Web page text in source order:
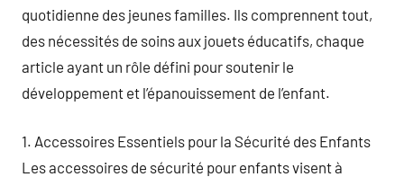
quotidienne des jeunes familles. Ils comprennent tout,
des nécessités de soins aux jouets éducatifs, chaque
article ayant un rôle défini pour soutenir le
développement et l’épanouissement de l’enfant.
1. Accessoires Essentiels pour la Sécurité des Enfants
Les accessoires de sécurité pour enfants visent à